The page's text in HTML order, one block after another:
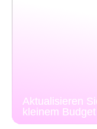
Aktualisieren
kleinem Budget